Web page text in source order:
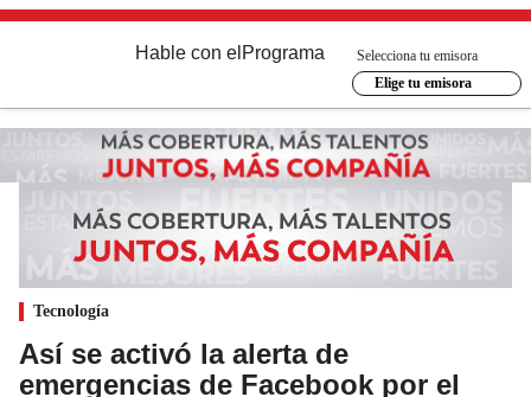
Hable con el Programa
Selecciona tu emisora
Elige tu emisora
Tecnología
Así se activó la alerta de
emergencias de Facebook por el